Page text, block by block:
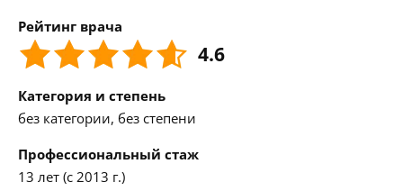
Рейтинг врача
4.6
Категория и степень
без категории, без степени
Профессиональный стаж
13 лет (с 2013 г.)